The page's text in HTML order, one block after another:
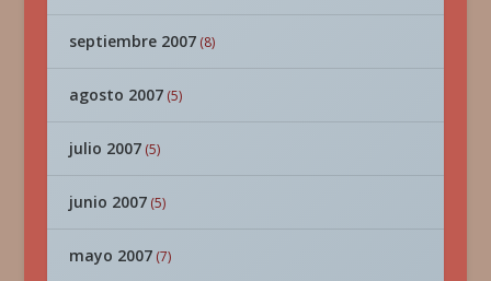
septiembre 2007(8)
agosto 2007(5)
julio 2007(5)
junio 2007(5)
mayo 2007(7)